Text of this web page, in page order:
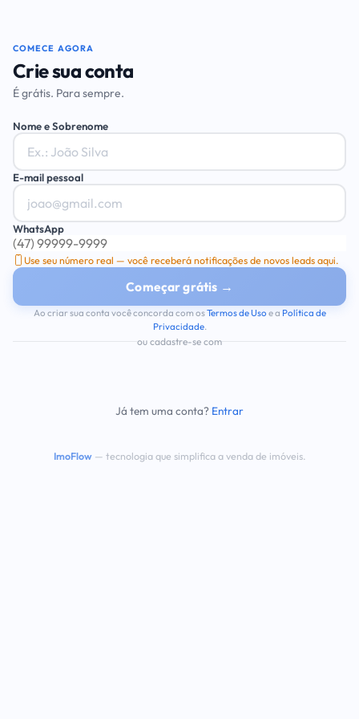
COMECE AGORA
Crie sua conta
É grátis. Para sempre.
Nome e Sobrenome
E-mail pessoal
WhatsApp
Use seu número real — você receberá notificações de novos leads aqui.
Começar grátis →
Ao criar sua conta você concorda com osTermos de Uso e a Política de
Privacidade.
ou cadastre-se com
Já tem uma conta? Entrar
ImoFlow— tecnologia que simplifica a venda de imóveis.